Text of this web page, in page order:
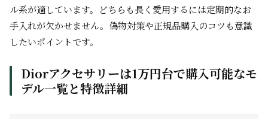
ル系が適しています。どちらも長く愛用するには定期的なお
手入れが欠かせません。偽物対策や正規品購入のコツも意識
したいポイントです。
Diorアクセサリーは1万円台で購入可能なモ
デル一覧と特徴詳細